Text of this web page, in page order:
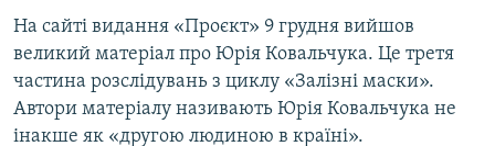
На сайті видання «Проєкт» 9 грудня вийшов
великий матеріал про Юрія Ковальчука. Це третя
частина розслідувань з циклу «Залізні маски».
Автори матеріалу називають Юрія Ковальчука не
інакше як «другою людиною в країні».